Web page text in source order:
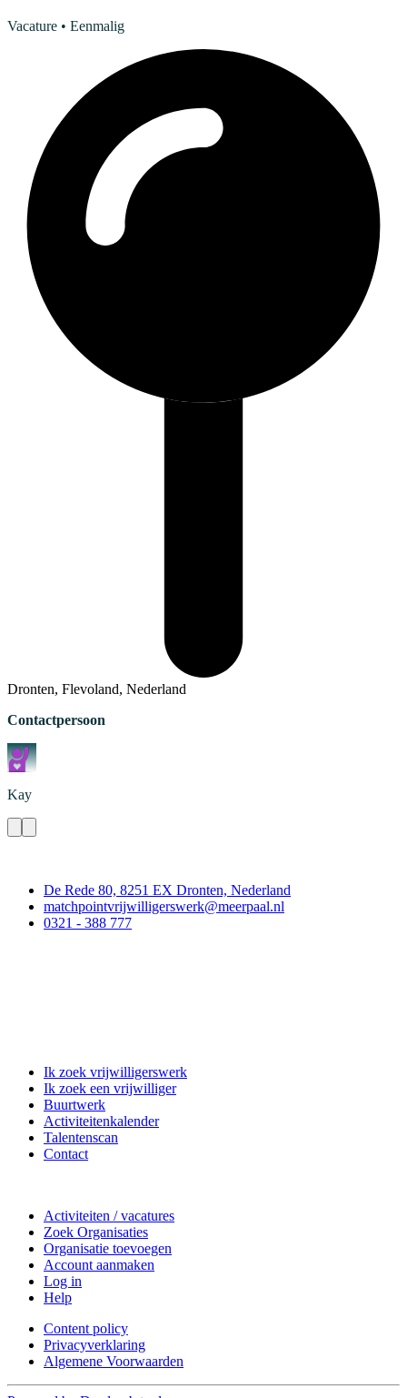
Vacature • Eenmalig
Dronten, Flevoland, Nederland
Contactpersoon
Kay
De Rede 80, 8251 EX Dronten, Nederland
matchpointvrijwilligerswerk@meerpaal.nl
0321 - 388 777
Ik zoek vrijwilligerswerk
Ik zoek een vrijwilliger
Buurtwerk
Activiteitenkalender
Talentenscan
Contact
Activiteiten / vacatures
Zoek Organisaties
Organisatie toevoegen
Account aanmaken
Log in
Help
Content policy
Privacyverklaring
Algemene Voorwaarden